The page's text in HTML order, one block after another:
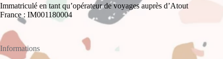
Immatriculé en tant qu’opérateur de voyages auprès d’Atout
France : IM001180004
Informations